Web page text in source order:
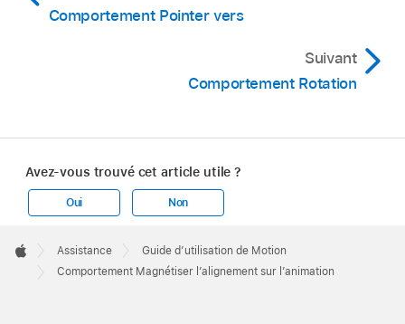
Comportement Pointer vers
Suivant
Comportement Rotation
Avez-vous trouvé cet article utile ?
Oui Non
Footer

Apple
Assistance
Guide d’utilisation de Motion
Comportement Magnétiser l’alignement sur l’animation